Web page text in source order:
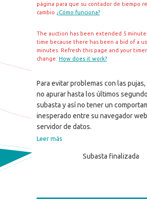
página para que su contador de tiempo
cambio ¿Cómo funciona?
The auction has been extended 5
time because there has been a bid of a
minutes. Refresh this page and your
change. How does it work?
Para evitar problemas con las
no apurar hasta los últimos
subasta y así no tener un
inesperado entre su navegador
servidor de datos.
Leer más
Subasta finalizada